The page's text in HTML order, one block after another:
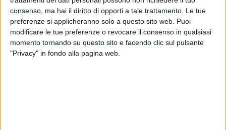
consenso, ma hai il diritto di opporti a tale trattamento. Le tue
preferenze si applicheranno solo a questo sito web. Puoi
modificare le tue preferenze o revocare il consenso in qualsiasi
momento tornando su questo sito e facendo clic sul pulsante
"Privacy" in fondo alla pagina web.
le due auto che viaggiavano nel verso opposto.
Le due donne e l'uomo rimasti coinvolti hanno riportato
soltantolievi ferite.
Sul posto sono subito intervenuti gli agenti della Polizia